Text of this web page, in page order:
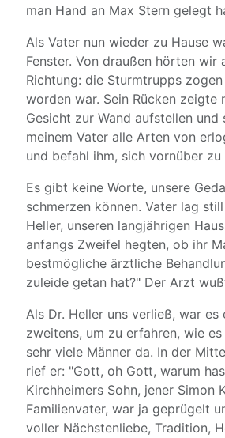
man Hand an Max Stern gelegt
Als Vater nun wieder zu Hause
Fenster. Von draußen hörten
Richtung: die Sturmtrupps
worden war. Sein Rücken
Gesicht zur Wand aufstellen
meinem Vater alle Arten von
und befahl ihm, sich vornüber
Es gibt keine Worte, unsere
schmerzen können. Vater lag
Heller, unseren langjährigen
anfangs Zweifel hegten, ob ihr
bestmögliche ärztliche
zuleide getan hat?" Der Arzt
Als Dr. Heller uns verließ, war
zweitens, um zu erfahren, wie
sehr viele Männer da. In der
rief er: "Gott, oh Gott, warum
Kirchheimers Sohn, jener
Familienvater, war ja geprügelt
voller Nächstenliebe, Tradition,